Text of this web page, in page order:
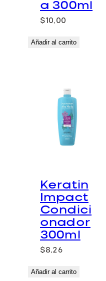
a 300ml
$10,00
Añadir al carrito
Keratin
Impact
Condici
onador
300ml
$8,26
Añadir al carrito